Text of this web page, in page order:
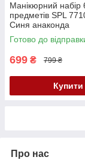
Манікюрний набір
предметів SPL
Синя анаконда
Готово до
699 ₴ 799 ₴
Купити
Про нас